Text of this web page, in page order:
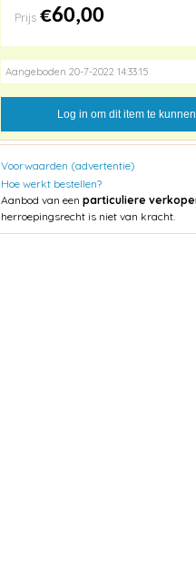
Prijs €60,00
Aangeboden 20-7-2022 14:33:15
Log in om dit item te
Voorwaarden (advertentie)
Hoe werkt bestellen?
Aanbod van een particuliere
herroepingsrecht is niet van kracht.